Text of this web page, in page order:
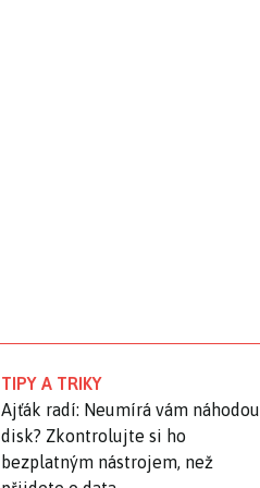
TIPY A TRIKY
Ajťák radí: Neumírá vám náhodou
disk? Zkontrolujte si ho
bezplatným nástrojem, než